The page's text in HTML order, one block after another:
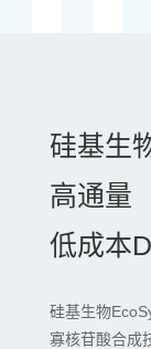
硅基生
高通量
低成本
硅基生物
寡核苷酸合成